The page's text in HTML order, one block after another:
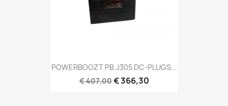
POWERBOOZT PB.J305 DC-PLUGS...
€ 407,00€ 366,30